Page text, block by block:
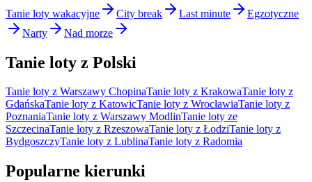
Tanie loty wakacyjne City break Last minute
Egzotyczne
Narty
Nad morze
Tanie loty z Polski
Tanie loty z Warszawy ChopinaTanie loty z KrakowaTanie loty z
GdańskaTanie loty z KatowicTanie loty z WrocławiaTanie loty z
PoznaniaTanie loty z Warszawy ModlinTanie loty ze
SzczecinaTanie loty z RzeszowaTanie loty z ŁodziTanie loty z
BydgoszczyTanie loty z LublinaTanie loty z Radomia
Popularne kierunki